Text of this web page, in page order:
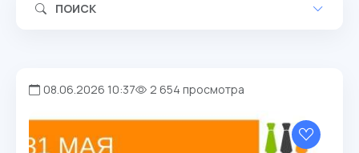
ПОИСК
08.06.2026 10:37 2 654 просмотра